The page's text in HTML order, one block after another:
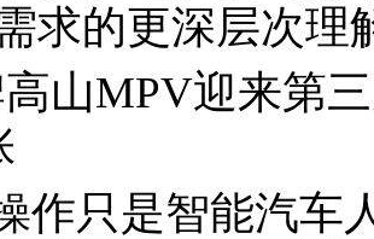
求的更深层次理
作只是智能汽车